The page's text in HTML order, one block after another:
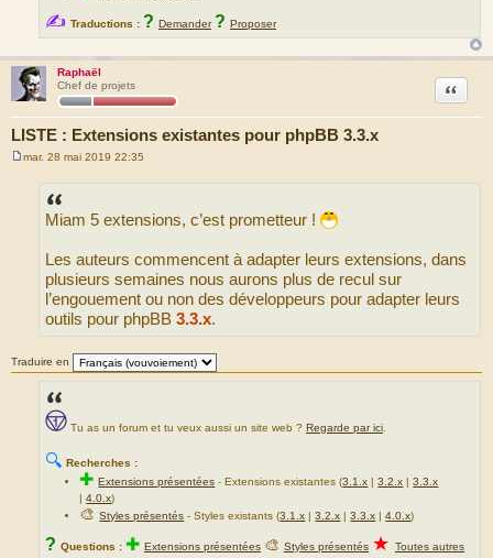
✍ Traductions : ? Demander ? Proposer
Raphaël
Chef de projets
LISTE : Extensions existantes pour phpBB 3.3.x
Citation
mar. 28 mai 2019 22:35
Miam 5 extensions, c’est prometteur !
Les auteurs commencent à adapter leurs extensions, dans
plusieurs semaines nous aurons plus de recul sur
l’engouement ou non des développeurs pour adapter leurs
outils pour phpBB 3.3.x.
Traduire en
Tu as un forum et tu veux aussi un site web ? Regarde par ici.
🔍 Recherches :
✚Extensions présentées -Extensions existantes (3.1.x |3.2.x |3.3.x
|4.0.x)
🎨Styles présentés - Styles existants (3.1.x |3.2.x |3.3.x |4.0.x)
? Questions : ✚ Extensions présentées 🎨 Styles présentés ★ Toutes autres